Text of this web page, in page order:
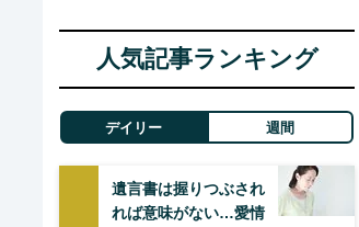
人気記事ランキング
デイリー 週間
遺言書は握りつぶされ
れば意味がない…愛情